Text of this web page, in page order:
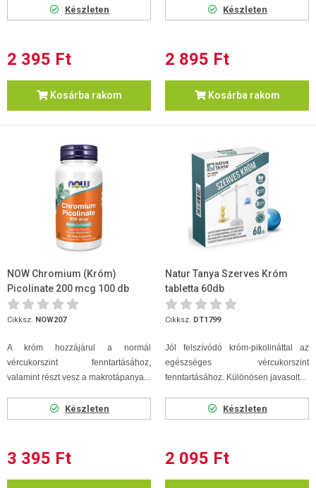
Készleten
2 395 Ft
Kosárba rakom
Készleten
2 895 Ft
Kosárba rakom
NOW Chromium (Króm)
Picolinate 200 mcg 100 db
kapszula
Cikksz. NOW207
A króm hozzájárul a normál
vércukorszint fenntartásához,
valamint részt vesz a makrotápanya...
Készleten
3 395 Ft
Natur Tanya Szerves Króm
tabletta 60db
Cikksz. DT1799
Jól felszívódó króm-pikolináttal az
egészséges vércukorszint
fenntartásához. Különösen javasolt...
Készleten
2 095 Ft